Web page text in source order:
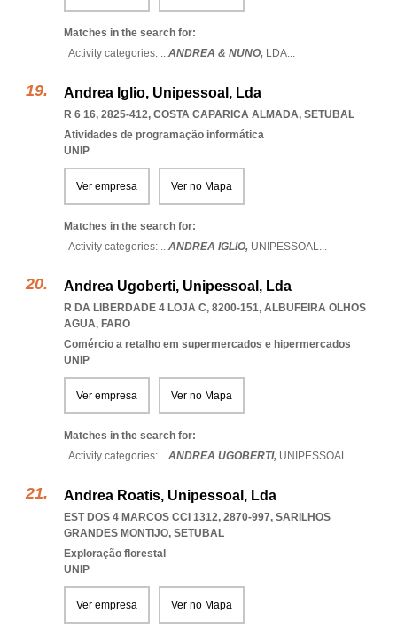
Matches in the search for:
Activity categories: ...ANDREA & NUNO, LDA...
Andrea Iglio, Unipessoal, Lda
R 6 16, 2825-412, COSTA CAPARICA ALMADA, SETUBAL
Atividades de programação informática
UNIP
Ver empresa Ver no Mapa
Matches in the search for:
Activity categories: ...ANDREA IGLIO, UNIPESSOAL...
Andrea Ugoberti, Unipessoal, Lda
R DA LIBERDADE 4 LOJA C, 8200-151, ALBUFEIRA OLHOS
AGUA, FARO
Comércio a retalho em supermercados e hipermercados
UNIP
Ver empresa Ver no Mapa
Matches in the search for:
Activity categories: ...ANDREA UGOBERTI, UNIPESSOAL...
Andrea Roatis, Unipessoal, Lda
EST DOS 4 MARCOS CCI 1312, 2870-997, SARILHOS
GRANDES MONTIJO, SETUBAL
Exploração florestal
UNIP
Ver empresa Ver no Mapa